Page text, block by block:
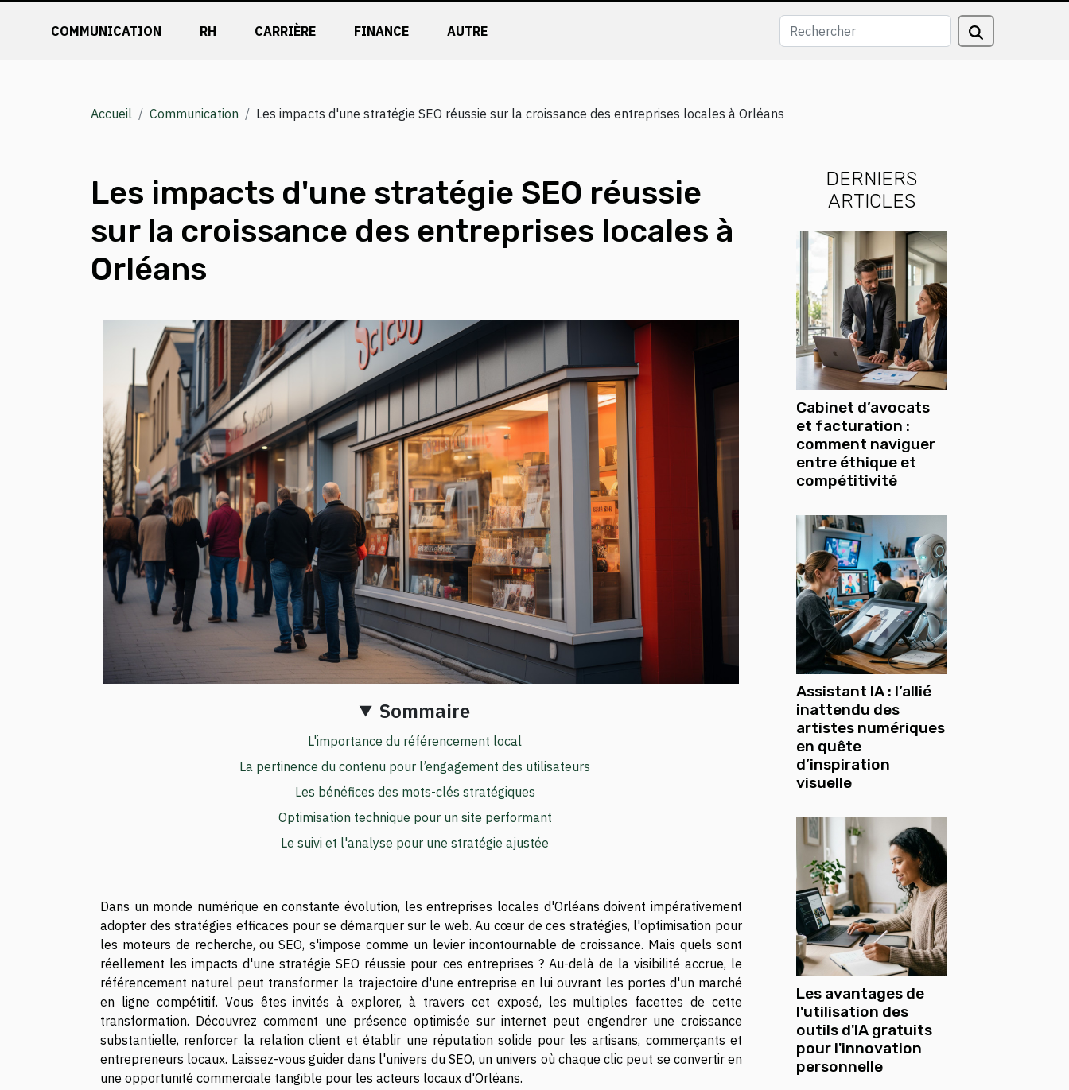
COMMUNICATION RH CARRIÈRE FINANCE AUTRE
Accueil Communication Les impacts d'une stratégie SEO réussie sur la croissance des entreprises locales à Orléans
Les impacts d'une stratégie SEO réussie
sur la croissance des entreprises locales à
Orléans
Sommaire
L'importance du référencement local
La pertinence du contenu pour l’engagement des utilisateurs
Les bénéfices des mots-clés stratégiques
Optimisation technique pour un site performant
Le suivi et l'analyse pour une stratégie ajustée
Dans un monde numérique en constante évolution, les entreprises locales d'Orléans doivent impérativement
adopter des stratégies efficaces pour se démarquer sur le web. Au cœur de ces stratégies, l'optimisation pour
les moteurs de recherche, ou SEO, s'impose comme un levier incontournable de croissance. Mais quels sont
réellement les impacts d'une stratégie SEO réussie pour ces entreprises ? Au-delà de la visibilité accrue, le
référencement naturel peut transformer la trajectoire d'une entreprise en lui ouvrant les portes d'un marché
en ligne compétitif. Vous êtes invités à explorer, à travers cet exposé, les multiples facettes de cette
transformation. Découvrez comment une présence optimisée sur internet peut engendrer une croissance
substantielle, renforcer la relation client et établir une réputation solide pour les artisans, commerçants et
entrepreneurs locaux. Laissez-vous guider dans l'univers du SEO, un univers où chaque clic peut se convertir en
une opportunité commerciale tangible pour les acteurs locaux d'Orléans.
DERNIERS
ARTICLES
Cabinet d’avocats
et facturation :
comment naviguer
entre éthique et
compétitivité
Assistant IA : l’allié
inattendu des
artistes numériques
en quête
d’inspiration
visuelle
Les avantages de
l'utilisation des
outils d'IA gratuits
pour l'innovation
personnelle